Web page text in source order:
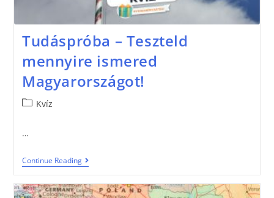
Tudáspróba – Teszteld
mennyire ismered
Magyarországot!
Kvíz
…
Continue Reading